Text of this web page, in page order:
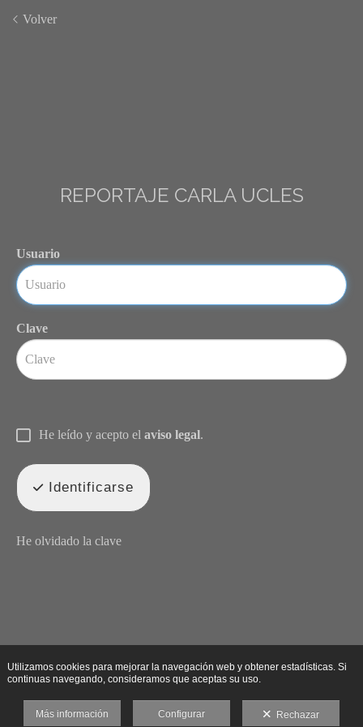
Volver
REPORTAJE CARLA UCLES
Usuario
Clave
He leído y acepto el aviso legal.
Identificarse
He olvidado la clave
Utilizamos cookies para mejorar la navegación web y obtener estadísticas. Si
continuas navegando, consideramos que aceptas su uso.
Más información Configurar Rechazar